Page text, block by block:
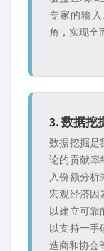
专家的输
角，实现全
3. 数据挖
数据挖掘是
论的贡献率
入份额分
宏观经济因
以建立可靠
以支持一手
造商和协会